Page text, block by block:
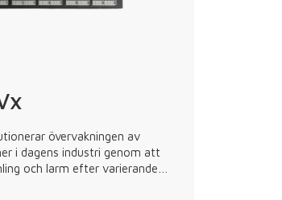
övervakningen av
i dagens industri genom att
och larm efter varierande…